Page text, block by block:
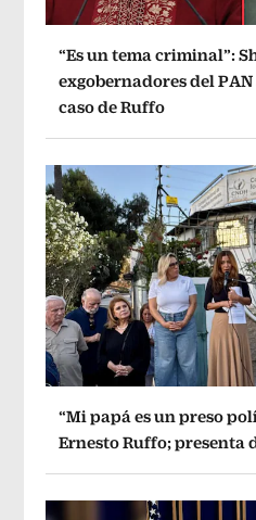
“Es un tema criminal”:
exgobernadores del
caso de Ruffo
“Mi papá es un preso
Ernesto Ruffo; presenta